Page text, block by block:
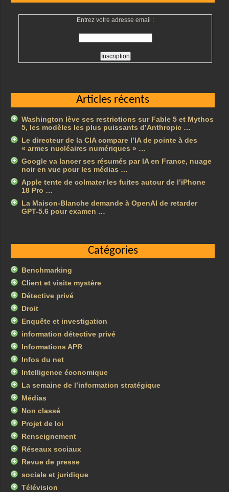
Entrez votre adresse email :
Articles récents
Washington lève ses restrictions sur Fable 5 et Mythos
5, les modèles les plus puissants d’Anthropic …
Le directeur de la CIA compare l’IA de pointe à des
« armes nucléaires numériques » …
Google va lancer ses résumés par IA en France, nuage
noir en vue pour les médias …
Apple tente de colmater les fuites autour de l’iPhone
18 Pro …
La Maison-Blanche demande à OpenAI de retarder
GPT-5.6 pour examen …
Catégories
Benchmarking
Client et visite mystère
Détective privé
Droit
Enquête et investigation
information détective privé
Informations APR
Infos du net
Intelligence économique
La semaine de l’information stratégique
Médias
Non classé
Projet de loi
Renseignement
Réseaux sociaux
Revue de presse
sociale et juridique
Télévision